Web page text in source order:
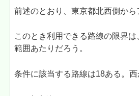
前述のとおり、東京都北西側から
このとき利用できる路線の限界
範囲あたりだろう。
条件に該当する路線は18ある。西